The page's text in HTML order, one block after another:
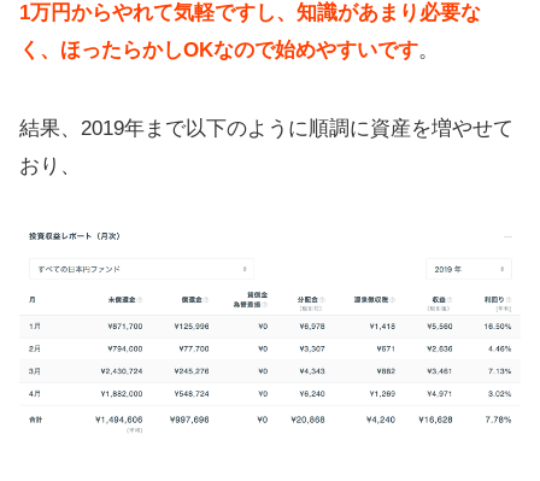
1万円からやれて気軽ですし、知識があまり必要な
く、ほったらかしOKなので始めやすいです。
結果、2019年まで以下のように順調に資産を増やせて
おり、